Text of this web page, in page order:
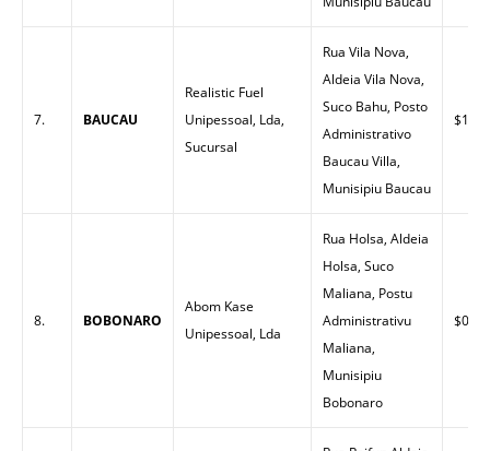
7. BAUCAU
Realistic Fuel
Unipessoal, Lda,
Sucursal
Rua Vila Nova,
Aldeia Vila Nova,
Suco Bahu, Posto
Administrativo
Baucau Villa,
Munisipiu Baucau
$1.44
8. BOBONARO
Abom Kase
Unipessoal, Lda
Rua Holsa, Aldeia
Holsa, Suco
Maliana, Postu
Administrativu
Maliana,
Munisipiu
Bobonaro
$0.00